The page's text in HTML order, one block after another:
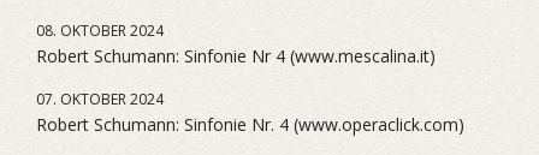
08. OKTOBER 2024
Robert Schumann: Sinfonie Nr 4 (www.mescalina.it)
07. OKTOBER 2024
Robert Schumann: Sinfonie Nr. 4 (www.operaclick.com)